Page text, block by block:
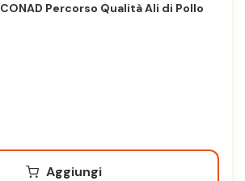
CONAD Percorso Qualità Ali di Pollo
Aggiungi